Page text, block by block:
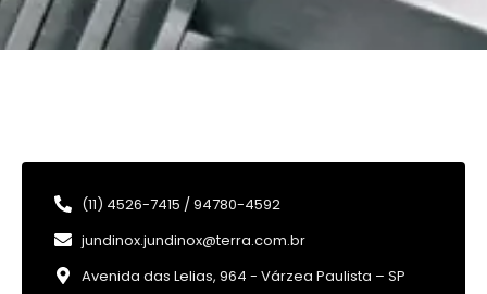
(11) 4526-7415 / 94780-4592
jundinox.jundinox@terra.com.br
Avenida das Lelias, 964 - Várzea Paulista – SP